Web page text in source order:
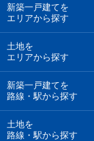
新築一戸建てを
エリアから探す
土地を
エリアから探す
新築一戸建てを
路線・駅から探す
土地を
路線・駅から探す